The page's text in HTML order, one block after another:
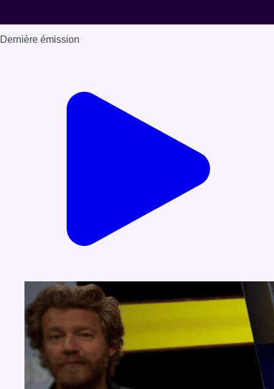
Dernière émission